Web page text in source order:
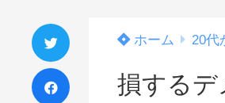
ホーム 20代
損するデ